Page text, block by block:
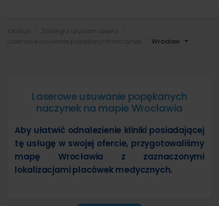
Wrocław
Laserowe usuwanie popękanych
naczynek na mapie Wrocławia
Aby ułatwić odnalezienie kliniki posiadającej
tę usługę w swojej ofercie, przygotowaliśmy
mapę Wrocławia z zaznaczonymi
lokalizacjami placówek medycznych.